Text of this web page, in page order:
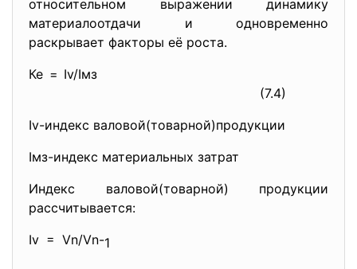
относительном выражении динамику
материалоотдачи и одновременно
раскрывает факторы её роста.
Ке = Iv/Iмз
(7.4)
Iv-индекс валовой(товарной)продукции
Iмз-индекс материальных затрат
Индекс валовой(товарной) продукции
рассчитывается:
Iv = Vn/Vn-1